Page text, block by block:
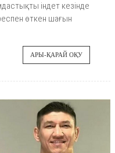
індет кезінде
өткен шағын
АРЫ-ҚАРАЙ ОҚУ